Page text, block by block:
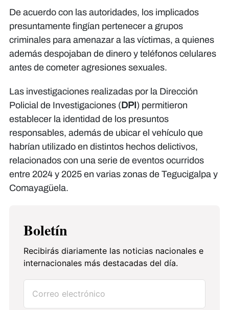
De acuerdo con las autoridades, los implicados
presuntamente fingían pertenecer a grupos
criminales para amenazar a las víctimas, a quienes
además despojaban de dinero y teléfonos celulares
antes de cometer agresiones sexuales.
Las investigaciones realizadas por la Dirección
Policial de Investigaciones ( DPI ) permitieron
establecer la identidad de los presuntos
responsables, además de ubicar el vehículo que
habrían utilizado en distintos hechos delictivos,
relacionados con una serie de eventos ocurridos
entre 2024 y 2025 en varias zonas de Tegucigalpa y
Comayagüela.
Boletín
Recibirás diariamente las noticias nacionales e
internacionales más destacadas del día.